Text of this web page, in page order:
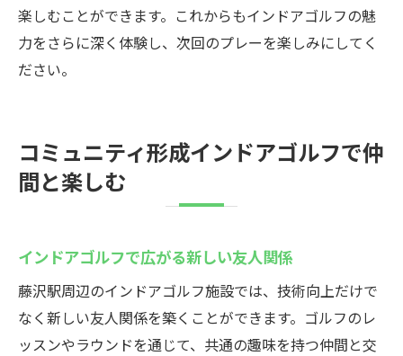
楽しむことができます。これからもインドアゴルフの魅
力をさらに深く体験し、次回のプレーを楽しみにしてく
ださい。
コミュニティ形成インドアゴルフで仲
間と楽しむ
インドアゴルフで広がる新しい友人関係
藤沢駅周辺のインドアゴルフ施設では、技術向上だけで
なく新しい友人関係を築くことができます。ゴルフのレ
ッスンやラウンドを通じて、共通の趣味を持つ仲間と交